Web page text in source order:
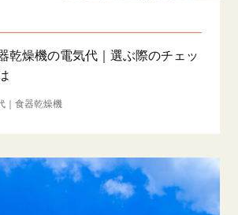
乾燥機の電気代｜選ぶ際のチェッ
食器乾燥機